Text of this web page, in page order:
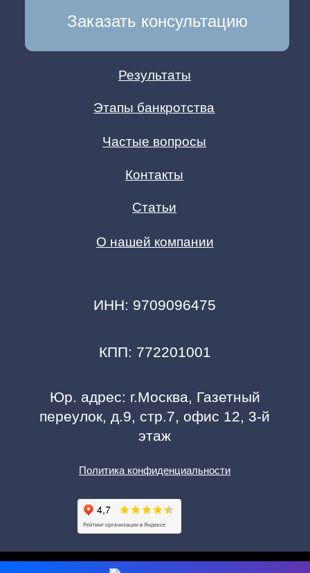
КПП: 772201001
переулок, д.9, стр.7, офис 12, 3-й